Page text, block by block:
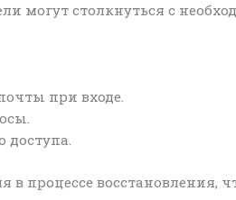
могут столкнуться с
при входе.
в процессе